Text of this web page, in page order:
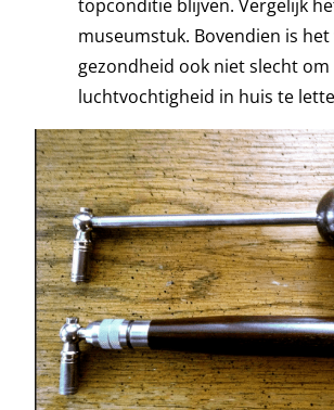
topconditie blijven. Vergelijk
museumstuk. Bovendien is
gezondheid ook niet slecht
luchtvochtigheid in huis te